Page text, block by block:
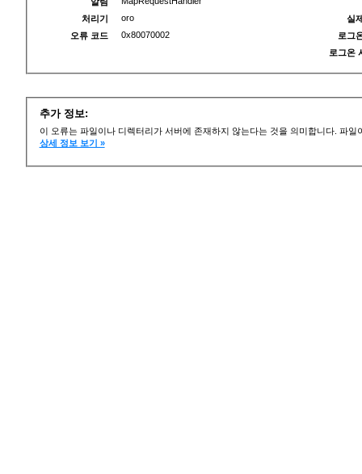
처리기
oro
오류 코드
0x80070002
실
로그
로그온
추가 정보:
이 오류는 파일이나 디렉터리가 서버에 존재하지 않는다는 것을 의미합니다. 파
상세 정보 보기 »